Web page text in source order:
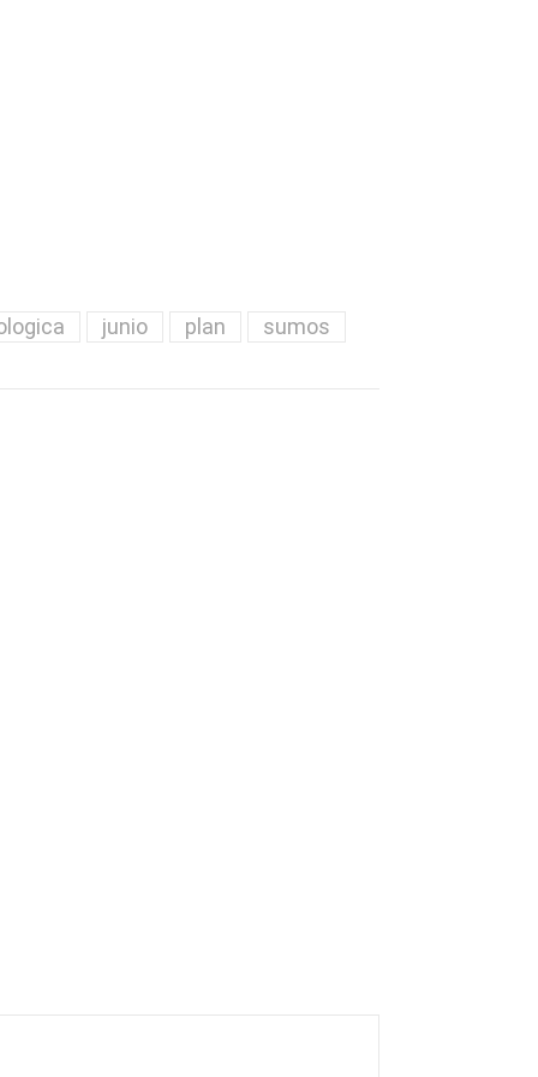
junio plan sumos